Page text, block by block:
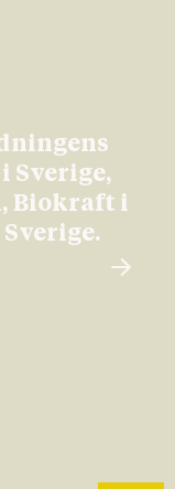
Sverige,
Biokraft i